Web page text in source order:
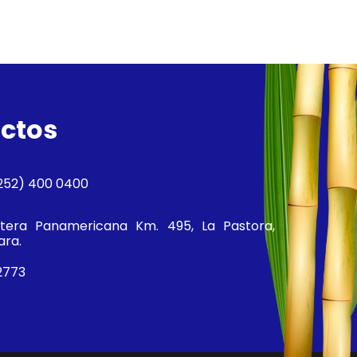
400 0400
Panamericana Km. 495, La Pastora,